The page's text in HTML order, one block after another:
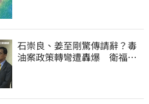
石崇良、姜至剛驚傳請辭？毒
油案政策轉彎遭轟爆 衛福部